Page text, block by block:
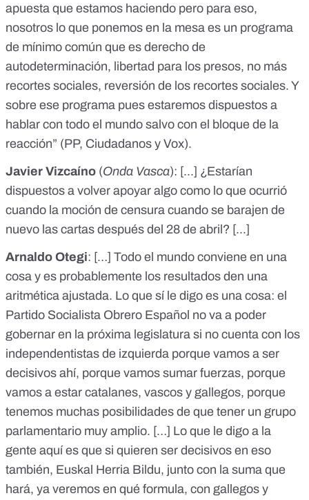
apuesta que estamos haciendo pero para eso,
nosotros lo que ponemos en la mesa es un programa
de mínimo común que es derecho de
autodeterminación, libertad para los presos, no más
recortes sociales, reversión de los recortes sociales. Y
sobre ese programa pues estaremos dispuestos a
hablar con todo el mundo salvo con el bloque de la
reacción” (PP, Ciudadanos y Vox).
Javier Vizcaíno (Onda Vasca): [...] ¿Estarían
dispuestos a volver apoyar algo como lo que ocurrió
cuando la moción de censura cuando se barajen de
nuevo las cartas después del 28 de abril? [...]
Arnaldo Otegi: […] Todo el mundo conviene en una
cosa y es probablemente los resultados den una
aritmética ajustada. Lo que sí le digo es una cosa: el
Partido Socialista Obrero Español no va a poder
gobernar en la próxima legislatura si no cuenta con los
independentistas de izquierda porque vamos a ser
decisivos ahí, porque vamos sumar fuerzas, porque
vamos a estar catalanes, vascos y gallegos, porque
tenemos muchas posibilidades de que tener un grupo
parlamentario muy amplio. […] Lo que le digo a la
gente aquí es que si quieren ser decisivos en eso
también, Euskal Herria Bildu, junto con la suma que
hará, ya veremos en qué formula, con gallegos y